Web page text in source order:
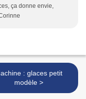
ça donne envie,
: glaces petit
modèle >